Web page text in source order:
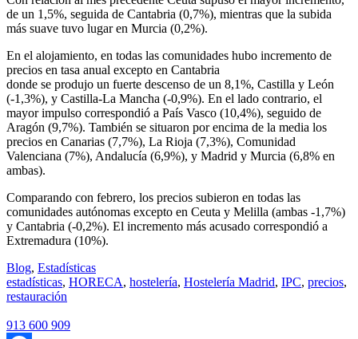
de un 1,5%, seguida de Cantabria (0,7%), mientras que la subida
más suave tuvo lugar en Murcia (0,2%).
En el alojamiento, en todas las comunidades hubo incremento de
precios en tasa anual excepto en Cantabria
donde se produjo un fuerte descenso de un 8,1%, Castilla y León
(-1,3%), y Castilla-La Mancha (-0,9%). En el lado contrario, el
mayor impulso correspondió a País Vasco (10,4%), seguido de
Aragón (9,7%). También se situaron por encima de la media los
precios en Canarias (7,7%), La Rioja (7,3%), Comunidad
Valenciana (7%), Andalucía (6,9%), y Madrid y Murcia (6,8% en
ambas).
Comparando con febrero, los precios subieron en todas las
comunidades autónomas excepto en Ceuta y Melilla (ambas -1,7%)
y Cantabria (-0,2%). El incremento más acusado correspondió a
Extremadura (10%).
Blog, Estadísticas
estadísticas, HORECA, hostelería, Hostelería Madrid, IPC, precios,
restauración
913 600 909